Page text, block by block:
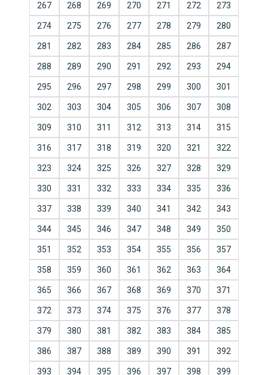
267 268 269 270 271 272 273
274 275 276 277 278 279 280
281 282 283 284 285 286 287
288 289 290 291 292 293 294
295 296 297 298 299 300 301
302 303 304 305 306 307 308
309 310 311 312 313 314 315
316 317 318 319 320 321 322
323 324 325 326 327 328 329
330 331 332 333 334 335 336
337 338 339 340 341 342 343
344 345 346 347 348 349 350
351 352 353 354 355 356 357
358 359 360 361 362 363 364
365 366 367 368 369 370 371
372 373 374 375 376 377 378
379 380 381 382 383 384 385
386 387 388 389 390 391 392
393 394 395 396 397 398 399